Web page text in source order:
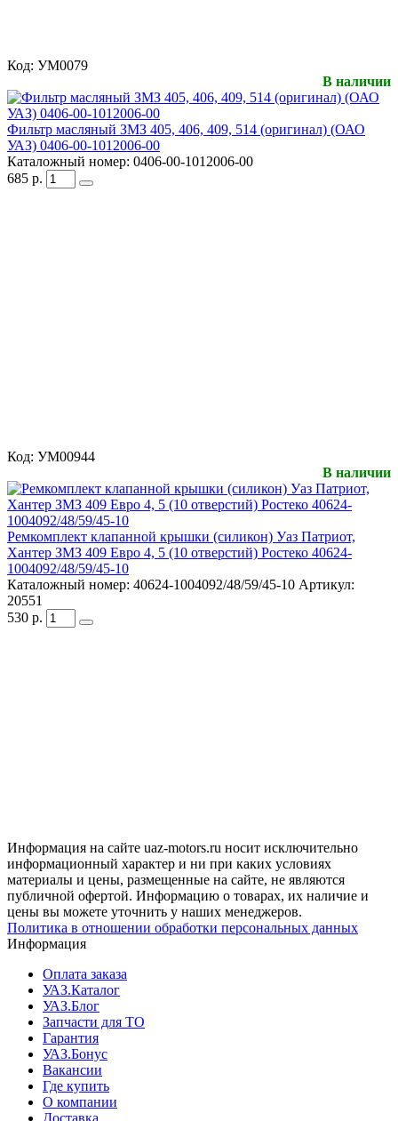
Код: УМ0079
В наличии
Фильтр масляный ЗМЗ 405, 406, 409, 514 (оригинал) (ОАО
УАЗ) 0406-00-1012006-00
Каталожный номер: 0406-00-1012006-00
685 р.
Код: УМ00944
В наличии
Ремкомплект клапанной крышки (силикон) Уаз Патриот,
Хантер ЗМЗ 409 Евро 4, 5 (10 отверстий) Ростеко 40624-
1004092/48/59/45-10
Каталожный номер: 40624-1004092/48/59/45-10 Артикул:
20551
530 р.
Информация на сайте uaz-motors.ru носит исключительно
информационный характер и ни при каких условиях
материалы и цены, размещенные на сайте, не являются
публичной офертой. Информацию о товарах, их наличие и
цены вы можете уточнить у наших менеджеров.
Политика в отношении обработки персональных данных
Информация
Оплата заказа
УАЗ.Каталог
УАЗ.Блог
Запчасти для ТО
Гарантия
УАЗ.Бонус
Вакансии
Где купить
О компании
Доставка